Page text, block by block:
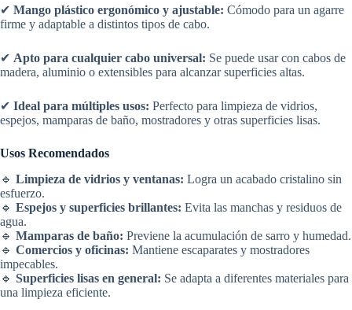
✔ Mango plástico ergonómico y ajustable: Cómodo para un agarre
firme y adaptable a distintos tipos de cabo.
✔ Apto para cualquier cabo universal: Se puede usar con cabos de
madera, aluminio o extensibles para alcanzar superficies altas.
✔ Ideal para múltiples usos: Perfecto para limpieza de vidrios,
espejos, mamparas de baño, mostradores y otras superficies lisas.
Usos Recomendados
🔹 Limpieza de vidrios y ventanas: Logra un acabado cristalino sin
esfuerzo.
🔹 Espejos y superficies brillantes: Evita las manchas y residuos de
agua.
🔹 Mamparas de baño: Previene la acumulación de sarro y humedad.
🔹 Comercios y oficinas: Mantiene escaparates y mostradores
impecables.
🔹 Superficies lisas en general: Se adapta a diferentes materiales para
una limpieza eficiente.